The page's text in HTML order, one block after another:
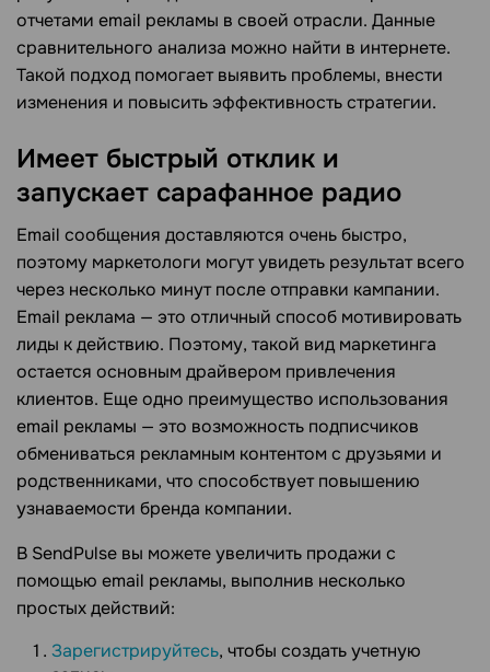
отчетами email рекламы в своей отрасли. Данные
сравнительного анализа можно найти в интернете.
Такой подход помогает выявить проблемы, внести
изменения и повысить эффективность стратегии.
Имеет быстрый отклик и
запускает сарафанное радио
Email сообщения доставляются очень быстро,
поэтому маркетологи могут увидеть результат всего
через несколько минут после отправки кампании.
Email реклама — это отличный способ мотивировать
лиды к действию. Поэтому, такой вид маркетинга
остается основным драйвером привлечения
клиентов. Еще одно преимущество использования
email рекламы — это возможность подписчиков
обмениваться рекламным контентом с друзьями и
родственниками, что способствует повышению
узнаваемости бренда компании.
В SendPulse вы можете увеличить продажи с
помощью email рекламы, выполнив несколько
простых действий:
Зарегистрируйтесь, чтобы создать учетную